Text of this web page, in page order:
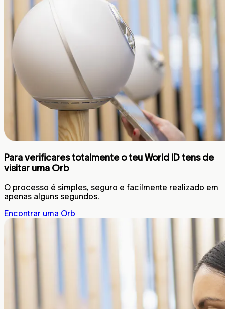
Para verificares totalmente o teu World ID tens de
visitar uma Orb
O processo é simples, seguro e facilmente realizado em
apenas alguns segundos.
Encontrar uma Orb